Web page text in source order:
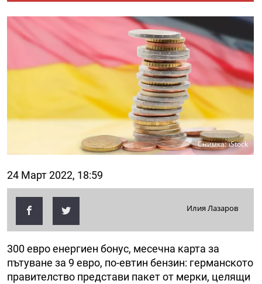
Снимка: iStock
24 Март 2022, 18:59
Илия Лазаров
300 евро енергиен бонус, месечна карта за
пътуване за 9 евро, по-евтин бензин: германското
правителство представи пакет от мерки, целящи